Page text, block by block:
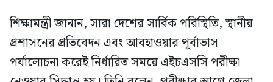
শিক্ষামন্ত্রী জানান, সারা দেশের সার্বিক পরিস্থিতি, স্থানীয়
প্রশাসনের প্রতিবেদন এবং আবহাওয়ার পূর্বাভাস
পর্যালোচনা করেই নির্ধারিত সময়ে এইচএসসি পরীক্ষা